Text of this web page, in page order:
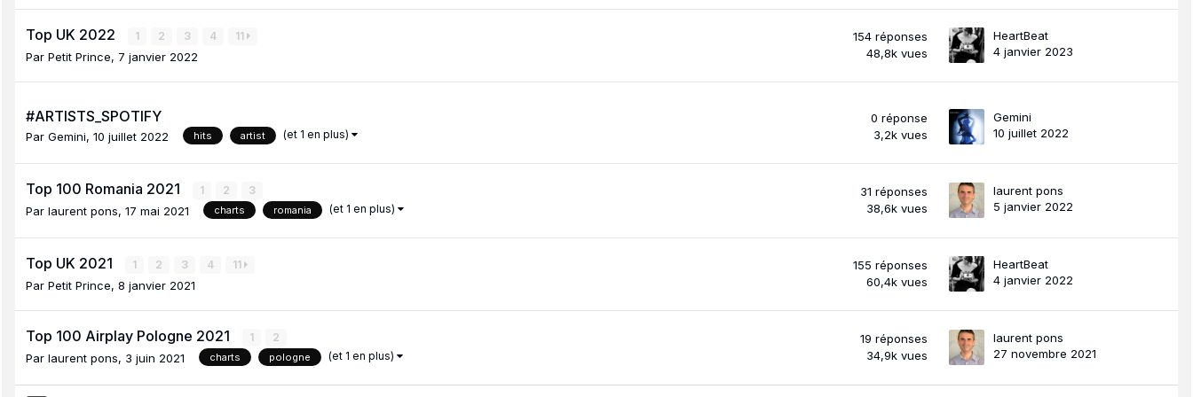
Top UK 2022 1 2 3 4 11
Par Petit Prince, 7 janvier 2022
154 réponses
48,8k vues
HeartBeat
4 janvier 2023
#ARTISTS_SPOTIFY
Par Gemini, 10 juillet 2022 hits artist (et 1 en plus)
0 réponse
3,2k vues
Gemini
10 juillet 2022
Top 100 Romania 2021 1 2 3
Par laurent pons, 17 mai 2021 charts romania (et 1 en plus)
31 réponses
38,6k vues
laurent pons
5 janvier 2022
Top UK 2021 1 2 3 4 11
Par Petit Prince, 8 janvier 2021
155 réponses
60,4k vues
HeartBeat
4 janvier 2022
Top 100 Airplay Pologne 2021 1 2
Par laurent pons, 3 juin 2021 charts pologne (et 1 en plus)
19 réponses
34,9k vues
laurent pons
27 novembre 2021